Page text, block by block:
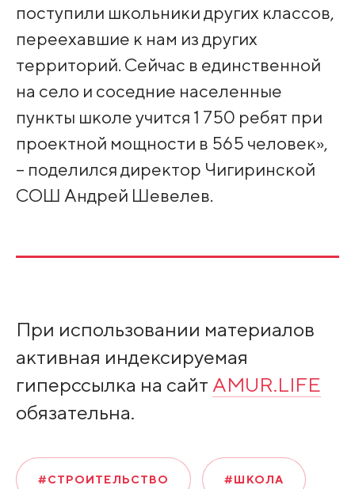
поступили школьники других классов,
переехавшие к нам из других
территорий. Сейчас в единственной
на село и соседние населенные
пункты школе учится 1 750 ребят при
проектной мощности в 565 человек»,
– поделился директор Чигиринской
СОШ Андрей Шевелев.
При использовании материалов
активная индексируемая
гиперссылка на сайт AMUR.LIFE
обязательна.
#СТРОИТЕЛЬСТВО #ШКОЛА